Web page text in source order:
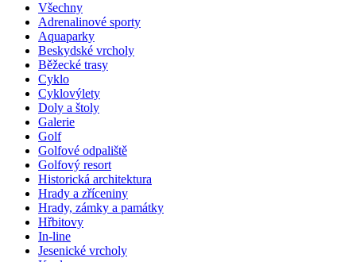
Všechny
Adrenalinové sporty
Aquaparky
Beskydské vrcholy
Běžecké trasy
Cyklo
Cyklovýlety
Doly a štoly
Galerie
Golf
Golfové odpaliště
Golfový resort
Historická architektura
Hrady a zříceniny
Hrady, zámky a památky
Hřbitovy
In-line
Jesenické vrcholy